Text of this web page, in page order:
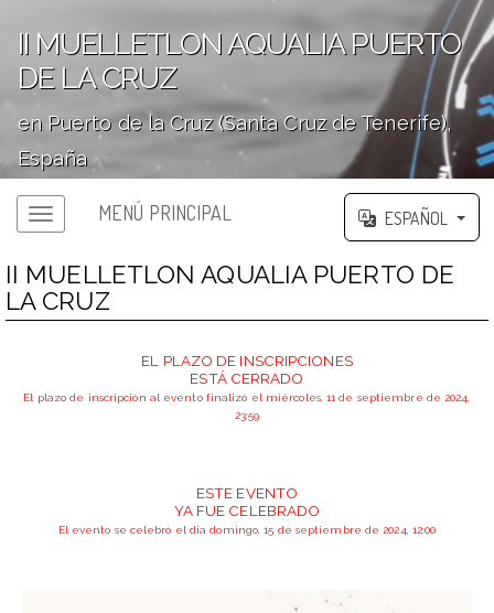
II MUELLETLON AQUALIA PUERTO
DE LA CRUZ
en Puerto de la Cruz (Santa Cruz de Tenerife),
España
';
MENÚ PRINCIPAL ESPAÑOL
II MUELLETLON AQUALIA PUERTO DE
LA CRUZ
EL PLAZO DE INSCRIPCIONES
ESTÁ CERRADO
El plazo de inscripción al evento finalizó el miércoles, 11 de septiembre de 2024,
23:59
ESTE EVENTO
YA FUE CELEBRADO
El evento se celebró el día domingo, 15 de septiembre de 2024, 12:00